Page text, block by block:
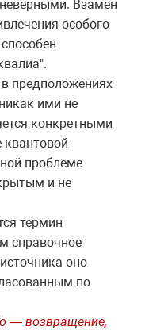
Взамен
особого
предположениях
ими не
конкретными
проблеме
и не
термин
справочное
оно
по
— возвращение,